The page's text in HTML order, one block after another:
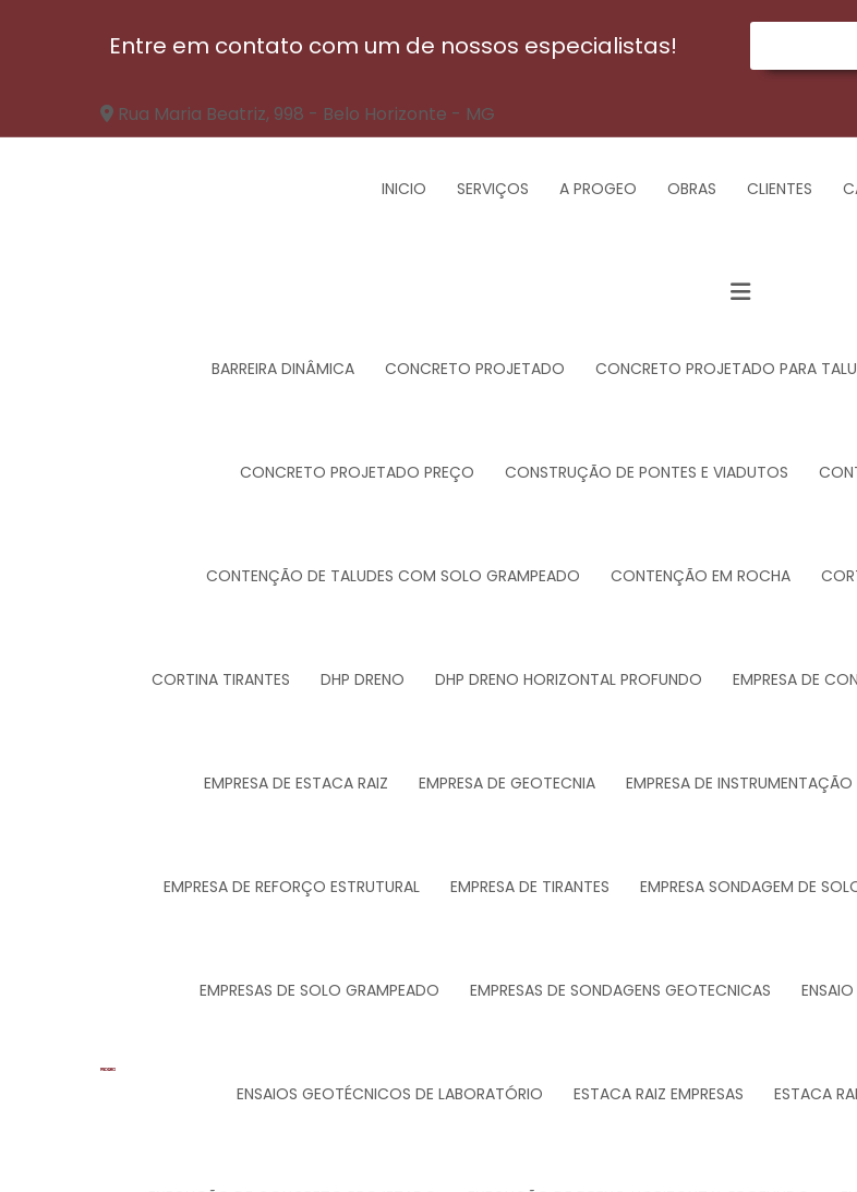
Entre em contato com um de nossos especialistas!
Rua Maria Beatriz, 998 - Belo Horizonte - MG
INICIO SERVIÇOS A PROGEO OBRAS CLIENTES
BARREIRA DINÂMICA CONCRETO PROJETADO CONCRETO PROJETADO PARA
CONCRETO PROJETADO PREÇO CONSTRUÇÃO DE PONTES E VIADUTOS
CONTENÇÃO DE TALUDES COM SOLO GRAMPEADO CONTENÇÃO EM ROCHA
CORTINA TIRANTES DHP DRENO DHP DRENO HORIZONTAL PROFUNDO EMPRESA DE
EMPRESA DE ESTACA RAIZ EMPRESA DE GEOTECNIA EMPRESA DE
EMPRESA DE REFORÇO ESTRUTURAL EMPRESA DE TIRANTES EMPRESA SONDAGEM DE
EMPRESAS DE SOLO GRAMPEADO EMPRESAS DE SONDAGENS GEOTECNICAS
ENSAIOS GEOTÉCNICOS DE LABORATÓRIO ESTACA RAIZ EMPRESAS ESTACA